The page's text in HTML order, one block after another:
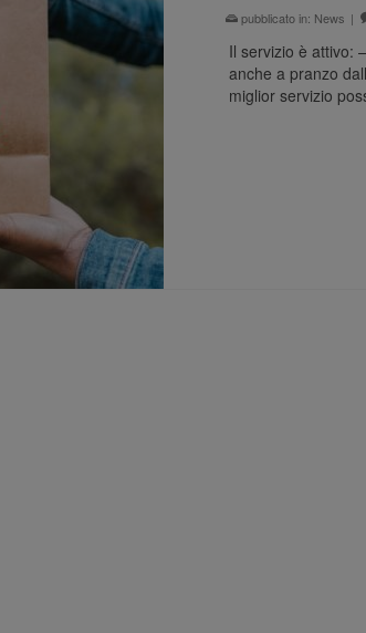
pubblicato in: News |
Il servizio è attivo:
anche a pranzo
miglior servizio